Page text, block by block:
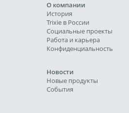
О компании
История
Trixie в России
Социальные проекты
Работа и карьера
Конфиденциальность
Новости
Новые продукты
События